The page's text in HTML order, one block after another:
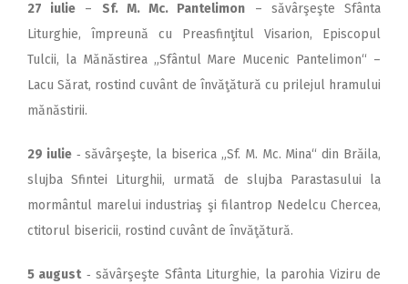
27 iulie – Sf. M. Mc. Pantelimon – săvârşeşte Sfânta
Liturghie, împreună cu Preasfinţitul Visarion, Episcopul
Tulcii, la Mănăstirea „Sfântul Mare Mucenic Pantelimon“ –
Lacu Sărat, rostind cuvânt de învăţătură cu prilejul hramului
mănăstirii.
29 iulie‑ săvârşeşte, la biserica „Sf. M. Mc. Mina“ din Brăila,
slujba Sfintei Liturghii, urmată de slujba Parastasului la
mormântul marelui industriaş şi filantrop Nedelcu Chercea,
ctitorul bisericii, rostind cuvânt de învăţătură.
5 august‑ săvârşeşte Sfânta Liturghie, la parohia Viziru de